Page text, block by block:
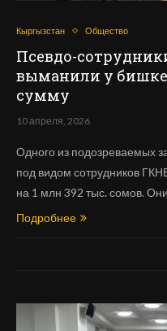
Кыргызстан Общество
Псевдо-
выманили у
сумму
10 апреля, 2026
Одного из подозреваемых
под видом сотрудников
на 1 млн 392 тыс. сомов.
Подробнее